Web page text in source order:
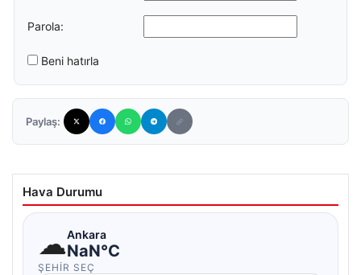
Parola:
Beni hatırla
Paylaş:
Hava Durumu
☁Ankara
NaN°C
ŞEHIR SEÇ